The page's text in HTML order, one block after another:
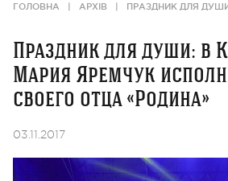
ГОЛОВНА АРХІВ ПРАЗДНИК ДЛЯ
Праздник для души: в
Мария Яремчук
своего отца «Родина»
03.11.2017